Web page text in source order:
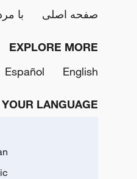
صفحه اصلی با
EXPLORE MORE
English
Español
LANGUAGE